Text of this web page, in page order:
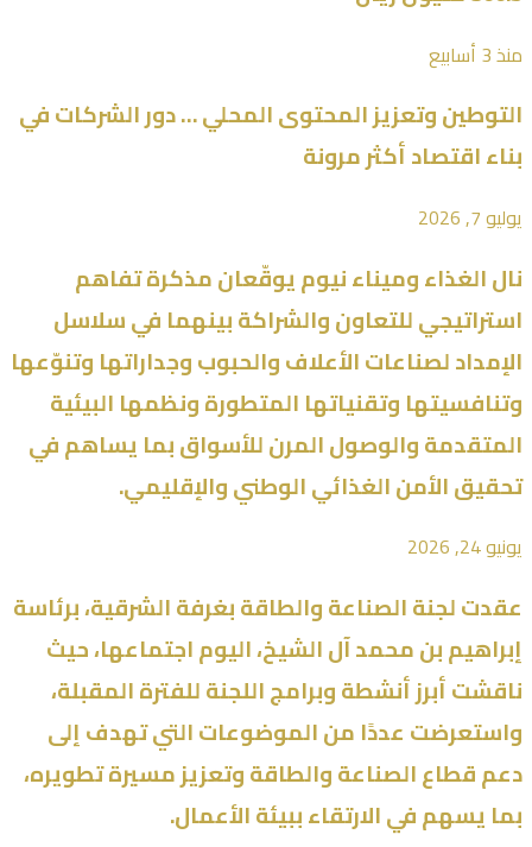
منذ 3 أسابيع
التوطين وتعزيز المحتوى المحلي … دور الشركات في
بناء اقتصاد أكثر مرونة
يوليو 7, 2026
نال الغذاء وميناء نيوم يوقّعان مذكرة تفاهم
استراتيجي للتعاون والشراكة بينهما في سلاسل
الإمداد لصناعات الأعلاف والحبوب وجداراتها وتنوّعها
وتنافسيتها وتقنياتها المتطورة ونظمها البيئية
المتقدمة والوصول المرن للأسواق بما يساهم في
تحقيق الأمن الغذائي الوطني والإقليمي.
يونيو 24, 2026
عقدت لجنة الصناعة والطاقة بغرفة الشرقية، برئاسة
إبراهيم بن محمد آل الشيخ، اليوم اجتماعها، حيث
ناقشت أبرز أنشطة وبرامج اللجنة للفترة المقبلة،
واستعرضت عددًا من الموضوعات التي تهدف إلى
دعم قطاع الصناعة والطاقة وتعزيز مسيرة تطويره،
بما يسهم في الارتقاء ببيئة الأعمال.